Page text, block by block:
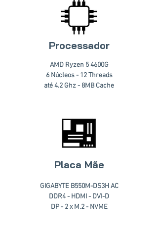
Processador
AMD Ryzen 5 4600G
6 Núcleos - 12 Threads
até 4.2 Ghz - 8MB Cache
Placa Mãe
GIGABYTE B550M-DS3H AC
DDR4 - HDMI - DVI-D
DP - 2 x M.2 - NVME